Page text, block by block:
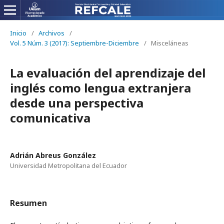
Inicio / Archivos
/
Vol. 5 Núm. 3 (2017): Septiembre-Diciembre
/ Misceláneas
La evaluación del aprendizaje del
inglés como lengua extranjera
desde una perspectiva
comunicativa
Adrián Abreus González
Universidad Metropolitana del Ecuador
Resumen